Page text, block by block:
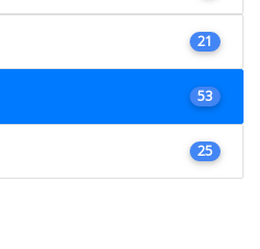
21
53
25